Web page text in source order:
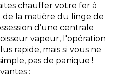
chauffer votre fer à
la matière du linge de
d’une centrale
vapeur, l'opération
rapide, mais si vous ne
pas de panique !
: